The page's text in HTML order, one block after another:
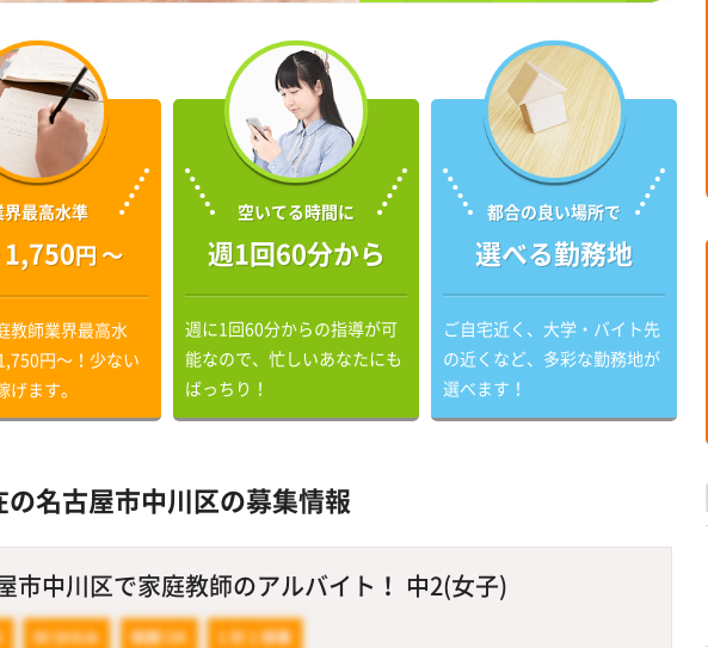
界最高水準
1,750円 〜
教師業界最高水
円〜！少ない
げます。
空いてる時間に
週1回60分から
週に1回60分からの指導が可
能なので、忙しいあなたにも
ばっちり！
都合の良い場所で
選べる勤務地
ご自宅近く、大学・バイト先
の近くなど、多彩な勤務地が
選べます！
の名古屋市中川区の募集情報
市中川区で家庭教師のアルバイト！ 中2(女子)